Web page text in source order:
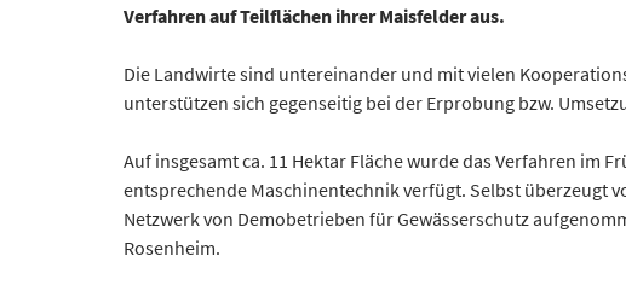
Verfahren auf Teilflächen ihrer Maisfelder aus.
Die Landwirte sind untereinander und mit vielen
unterstützen sich gegenseitig bei der Erprobung bzw.
Auf insgesamt ca. 11 Hektar Fläche wurde das Verfahren im
entsprechende Maschinentechnik verfügt. Selbst überzeugt
Netzwerk von Demobetrieben für Gewässerschutz
Rosenheim.